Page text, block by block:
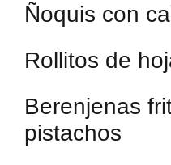
Ñoquis con
Rollitos de
Berenjenas
pistachos